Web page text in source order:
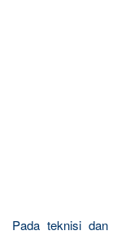
Pada teknisi